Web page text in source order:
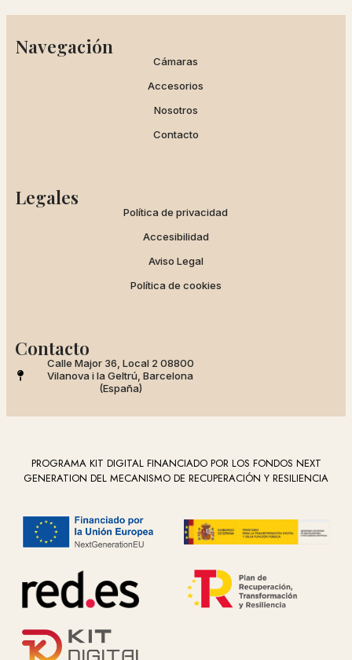
Navegación
Cámaras
Accesorios
Nosotros
Contacto
Legales
Política de privacidad
Accesibilidad
Aviso Legal
Política de cookies
Contacto
Calle Major 36, Local 2 08800
Vilanova i la Geltrú, Barcelona
(España)
PROGRAMA KIT DIGITAL FINANCIADO POR LOS FONDOS NEXT
GENERATION DEL MECANISMO DE RECUPERACIÓN Y RESILIENCIA